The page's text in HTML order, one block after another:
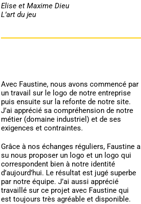
Elise et Maxime Dieu
L’art du jeu
Avec Faustine, nous avons commencé par
un travail sur le logo de notre entreprise
puis ensuite sur la refonte de notre site.
J’ai apprécié sa compréhension de notre
métier (domaine industriel) et de ses
exigences et contraintes.
Grâce à nos échanges réguliers, Faustine a
su nous proposer un logo et un logo qui
correspondent bien à notre identité
d’aujourd’hui. Le résultat est jugé superbe
par notre équipe. J’ai aussi apprécié
travaillé sur ce projet avec Faustine qui
est toujours très agréable et disponible.